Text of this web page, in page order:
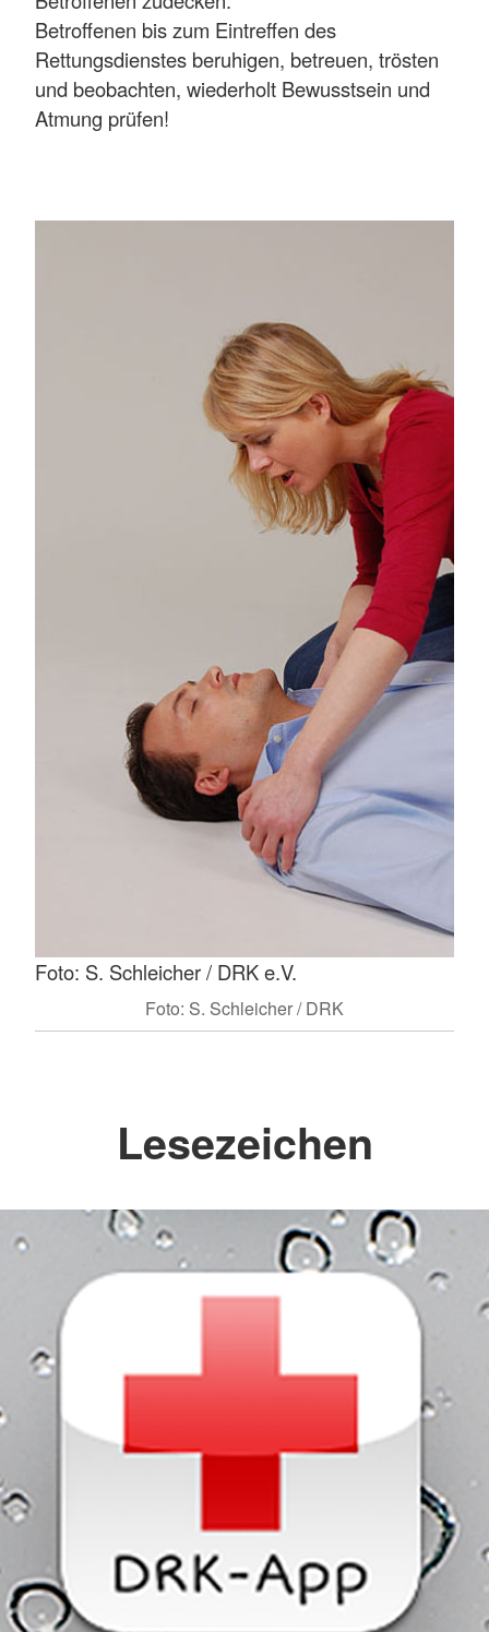
Betroffenen bis zum Eintreffen des
Rettungsdienstes beruhigen, betreuen, trösten
und beobachten, wiederholt Bewusstsein und
Atmung prüfen!
Foto: S. Schleicher / DRK e.V.
Foto: S. Schleicher / DRK
Lesezeichen